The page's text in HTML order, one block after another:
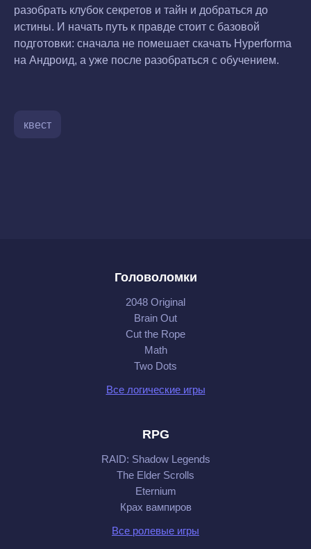
разобрать клубок секретов и тайн и добраться до
истины. И начать путь к правде стоит с базовой
подготовки: сначала не помешает скачать Hyperforma
на Андроид, а уже после разобраться с обучением.
квест
Головоломки
2048 Original
Brain Out
Cut the Rope
Math
Two Dots
Все логические игры
RPG
RAID: Shadow Legends
The Elder Scrolls
Eternium
Крах вампиров
Все ролевые игры